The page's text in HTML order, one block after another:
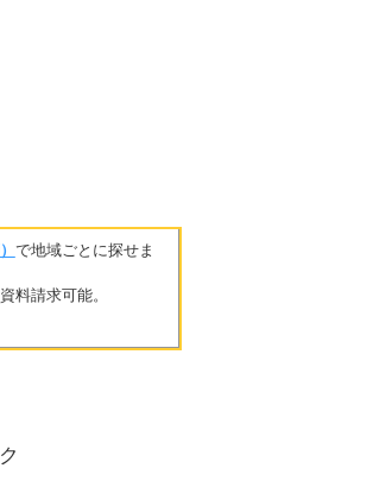
で地域ごとに探せま
料請求可能。